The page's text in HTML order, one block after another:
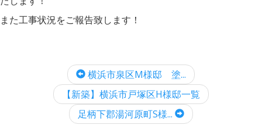
また工事状況をご報告致します！
横浜市泉区M様邸 塗...
【新築】横浜市戸塚区H様邸一覧
足柄下郡湯河原町S様...